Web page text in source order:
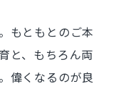
もともとのご本
と、もちろん両
偉くなるのが良